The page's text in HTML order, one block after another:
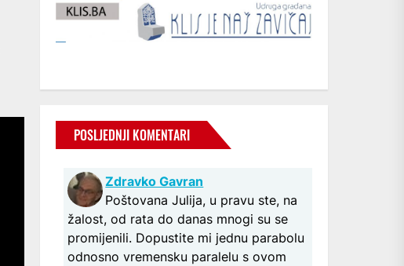
POSLJEDNJI KOMENTARI
Zdravko Gavran
Poštovana Julija, u pravu ste, na
žalost, od rata do danas mnogi su se
promijenili. Dopustite mi jednu parabolu
odnosno vremensku paralelu s ovom